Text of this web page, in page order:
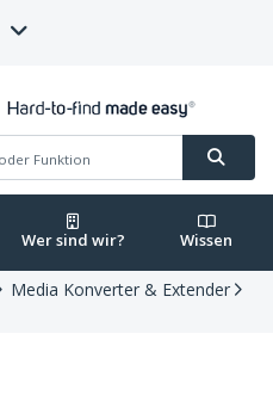
Wer sind wir? Wissen
Media Konverter & Extender